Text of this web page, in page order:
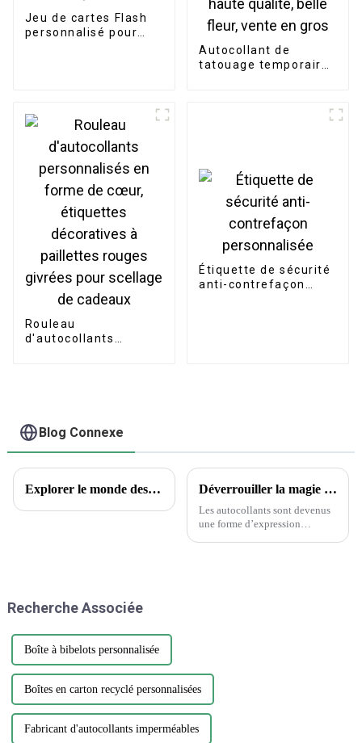
Jeu de cartes Flash
personnalisé pour
Autocollant de
tatouage temporaire
Rouleau
d'autocollants
givrées pour scellage
de cadeaux
Étiquette de sécurité
anti-contrefaçon
Blog Connexe
Explorer le monde des tatouages ​​temporaires : aperçus encrés et questions courantes Déverrouiller la magie des autocollants : la science derrière le choix des autocollants
Les autocollants sont devenus
une forme d’expression
Recherche Associée
Boîte à bibelots personnalisée
Boîtes en carton recyclé personnalisées
Fabricant d'autocollants imperméables